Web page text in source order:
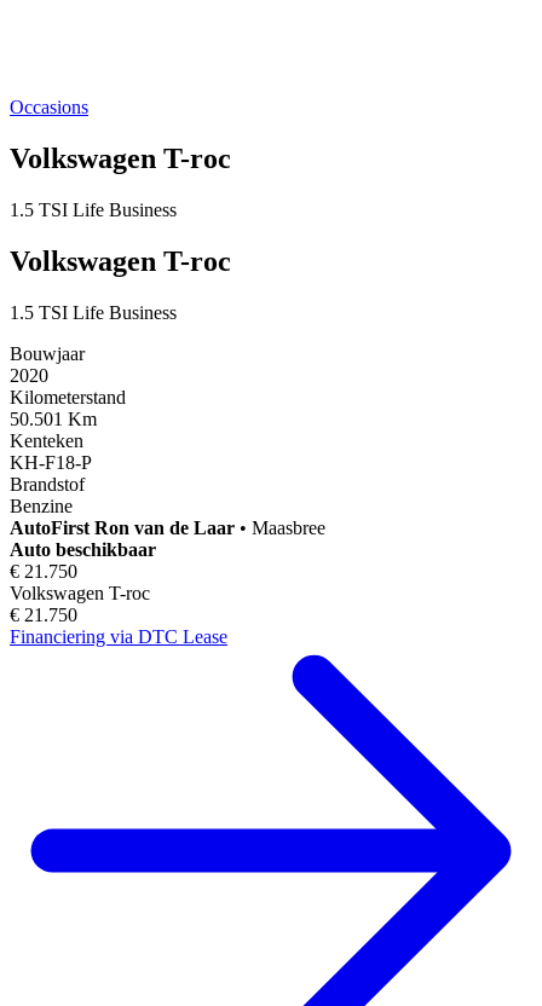
Occasions
Volkswagen T-roc
1.5 TSI Life Business
Volkswagen T-roc
1.5 TSI Life Business
Bouwjaar
2020
Kilometerstand
50.501 Km
Kenteken
KH-F18-P
Brandstof
Benzine
AutoFirst Ron van de Laar • Maasbree
Auto beschikbaar
€ 21.750
Volkswagen T-roc
€ 21.750
Financiering via DTC Lease